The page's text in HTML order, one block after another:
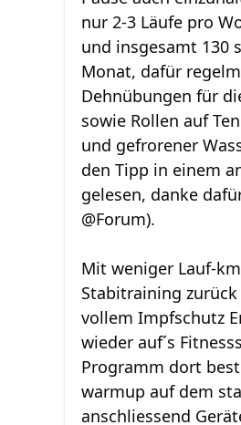
nur 2-3 Läufe pro
und insgesamt 130
Monat, dafür
Dehnübungen für
sowie Rollen auf
und gefrorener
den Tipp in einem
gelesen, danke
@Forum).
Mit weniger Lauf-
Stabitraining
vollem Impfschutz
wieder auf´s
Programm dort
warmup auf dem
anschliessend